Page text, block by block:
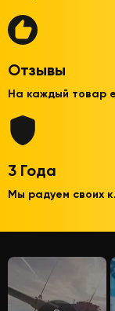
Отзывы
На каждый товар
3 Года
Мы радуем своих